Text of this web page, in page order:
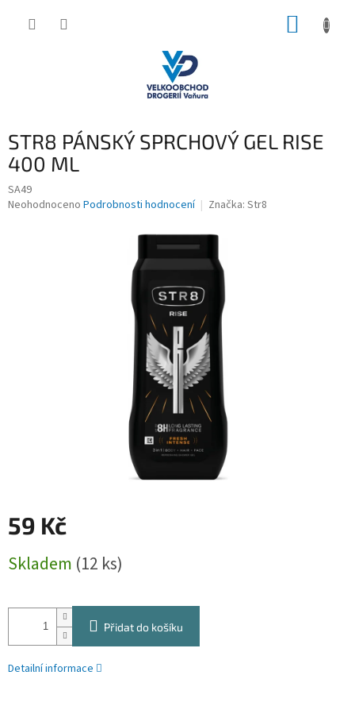
STR8 PÁNSKÝ SPRCHOVÝ GEL RISE
400 ML
SA49
Průměrné
Neohodnoceno Podrobnosti hodnocení Značka: Str8
59 Kč
cena:
Skladem (12 ks)
Přidat do košíku
Detailní informace